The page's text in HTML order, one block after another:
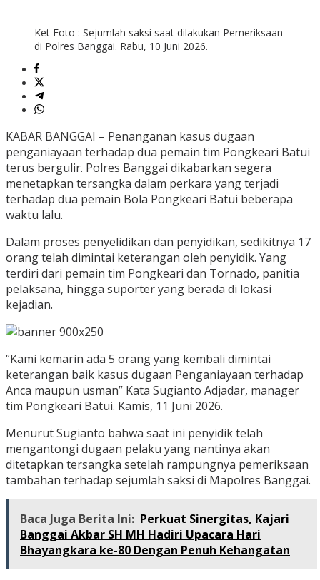
Ket Foto : Sejumlah saksi saat dilakukan Pemeriksaan
di Polres Banggai. Rabu, 10 Juni 2026.
KABAR BANGGAI – Penanganan kasus dugaan
penganiayaan terhadap dua pemain tim Pongkeari Batui
terus bergulir. Polres Banggai dikabarkan segera
menetapkan tersangka dalam perkara yang terjadi
terhadap dua pemain Bola Pongkeari Batui beberapa
waktu lalu.
Dalam proses penyelidikan dan penyidikan, sedikitnya 17
orang telah dimintai keterangan oleh penyidik. Yang
terdiri dari pemain tim Pongkeari dan Tornado, panitia
pelaksana, hingga suporter yang berada di lokasi
kejadian.
“Kami kemarin ada 5 orang yang kembali dimintai
keterangan baik kasus dugaan Penganiayaan terhadap
Anca maupun usman” Kata Sugianto Adjadar, manager
tim Pongkeari Batui. Kamis, 11 Juni 2026.
Menurut Sugianto bahwa saat ini penyidik telah
mengantongi dugaan pelaku yang nantinya akan
ditetapkan tersangka setelah rampungnya pemeriksaan
tambahan terhadap sejumlah saksi di Mapolres Banggai.
Baca Juga Berita Ini: Perkuat Sinergitas, Kajari
Banggai Akbar SH MH Hadiri Upacara Hari
Bhayangkara ke-80 Dengan Penuh Kehangatan